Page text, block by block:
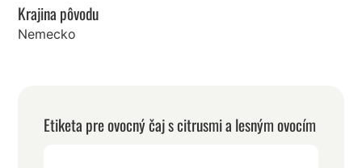
Krajina pôvodu
Nemecko
Etiketa pre ovocný čaj s citrusmi a lesným ovocím